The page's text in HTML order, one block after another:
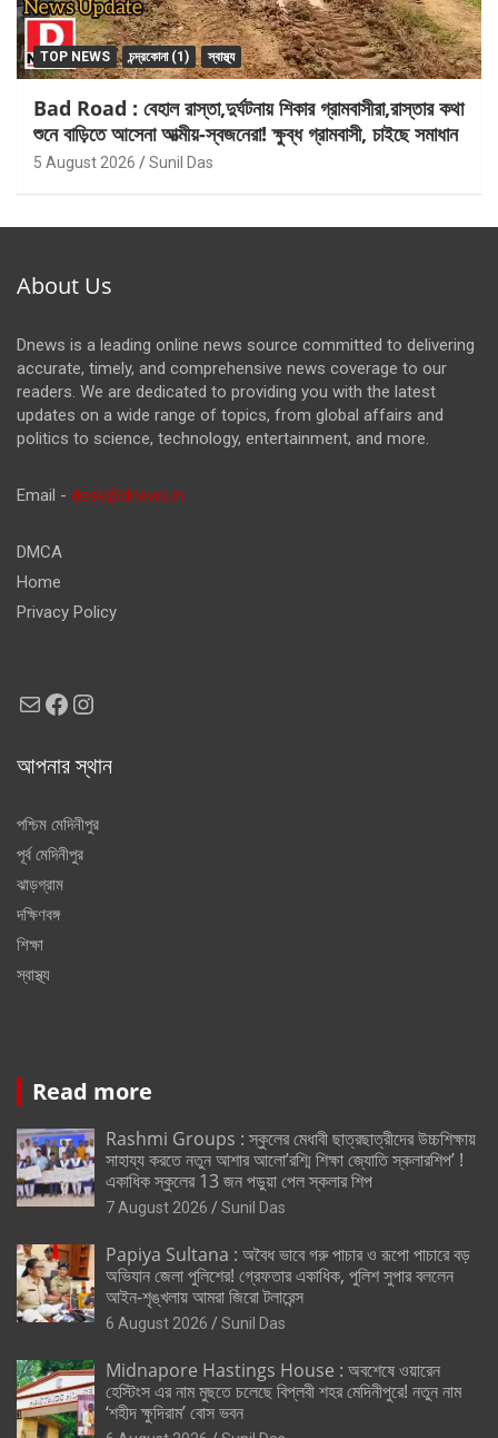
TOP NEWS চন্দ্রকোনা (1) স্বাস্থ্য
Bad Road : বেহাল রাস্তা,দুর্ঘটনায় শিকার গ্রামবাসীরা,রাস্তার কথা
শুনে বাড়িতে আসেনা আত্মীয়-স্বজনেরা! ক্ষুব্ধ গ্রামবাসী, চাইছে সমাধান
5 August 2026 Sunil Das
About Us
Dnews is a leading online news source committed to delivering
accurate, timely, and comprehensive news coverage to our
readers. We are dedicated to providing you with the latest
updates on a wide range of topics, from global affairs and
politics to science, technology, entertainment, and more.
Email - desk@dnews.in
DMCA
Home
Privacy Policy
MailFacebook
Instagram
আপনার স্থান
পশ্চিম মেদিনীপুর
পূর্ব মেদিনীপুর
ঝাড়গ্রাম
দক্ষিণবঙ্গ
শিক্ষা
স্বাস্থ্য
Read more
Rashmi Groups : স্কুলের মেধাবী ছাত্রছাত্রীদের উচ্চশিক্ষায়
সাহায্য করতে নতুন আশার আলো’রশ্মি শিক্ষা জ্যোতি স্কলারশিপ’ !
একাধিক স্কুলের 13 জন পড়ুয়া পেল স্কলার শিপ
7 August 2026 Sunil Das
Papiya Sultana : অবৈধ ভাবে গরু পাচার ও রূপো পাচারে বড়
অভিযান জেলা পুলিশের! গ্রেফতার একাধিক, পুলিশ সুপার বললেন
আইন-শৃঙ্খলায় আমরা জিরো টলারেন্স
6 August 2026 Sunil Das
Midnapore Hastings House : অবশেষে ওয়ারেন
হেস্টিংস এর নাম মুছতে চলেছে বিপ্লবী শহর মেদিনীপুরে! নতুন নাম
‘শহীদ ক্ষুদিরাম’ বোস ভবন